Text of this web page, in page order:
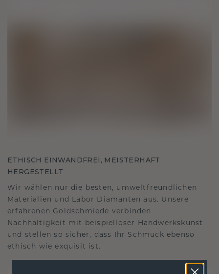
ETHISCH EINWANDFREI, MEISTERHAFT
HERGESTELLT
Wir wählen nur die besten, umweltfreundlichen
Materialien und Labor Diamanten aus. Unsere
erfahrenen Goldschmiede verbinden
Nachhaltigkeit mit beispielloser Handwerkskunst
und stellen so sicher, dass Ihr Schmuck ebenso
ethisch wie exquisit ist.